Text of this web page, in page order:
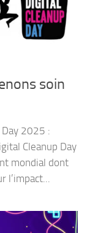
soin
Day 2025 :
Cleanup Day
mondial dont